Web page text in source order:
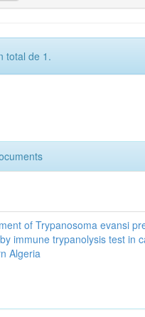
total de 1.
of Trypanosoma evansi
immune trypanolysis test in
Algeria